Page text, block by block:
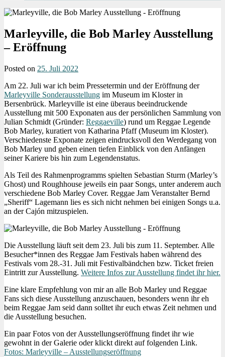
Marleyville, die Bob Marley Ausstellung
– Eröffnung
Posted on 25. Juli 2022
Am 22. Juli war ich beim Pressetermin und der Eröffnung der
Marleyville Sonderausstellung im Museum im Kloster in
Bersenbrück. Marleyville ist eine überaus beeindruckende
Ausstellung mit 500 Exponaten aus der persönlichen Sammlung von
Julian Schmidt (Gründer: Reggaeville) rund um Reggae Legende
Bob Marley, kuratiert von Katharina Pfaff (Museum im Kloster).
Verschiedenste Exponate zeigen eindrucksvoll den Werdegang von
Bob Marley und geben einen tiefen Einblick von den Anfängen
seiner Kariere bis hin zum Legendenstatus.
Als Teil des Rahmenprogramms spielten Sebastian Sturm (Marley’s
Ghost) und Roughhouse jeweils ein paar Songs, unter anderem auch
verschiedene Bob Marley Cover. Reggae Jam Veranstalter Bernd
„Sheriff“ Lagemann lies es sich nicht nehmen bei einigen Songs u.a.
an der Cajón mitzuspielen.
Die Ausstellung läuft seit dem 23. Juli bis zum 11. September. Alle
Besucher*innen des Reggae Jam Festivals haben während des
Festivals vom 28.-31. Juli mit Festivalbändchen bzw. Ticket freien
Eintritt zur Ausstellung. Weitere Infos zur Ausstellung findet ihr hier.
Eine klare Empfehlung von mir an alle Bob Marley und Reggae
Fans sich diese Ausstellung anzuschauen, besonders wenn ihr eh
beim Reggae Jam seid dann solltet ihr euch etwas Zeit nehmen und
die Ausstellung besuchen.
Ein paar Fotos von der Ausstellungseröffnung findet ihr wie
gewohnt in der Galerie oder klickt direkt auf folgenden Link.
Fotos: Marleyville – Ausstellungseröffnung